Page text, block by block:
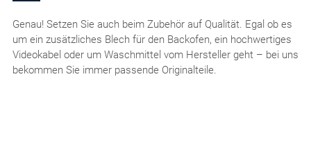
Genau! Setzen Sie auch beim Zubehör auf Qualität. Egal ob es
um ein zusätzliches Blech für den Backofen, ein hochwertiges
Videokabel oder um Waschmittel vom Hersteller geht – bei uns
bekommen Sie immer passende Originalteile.